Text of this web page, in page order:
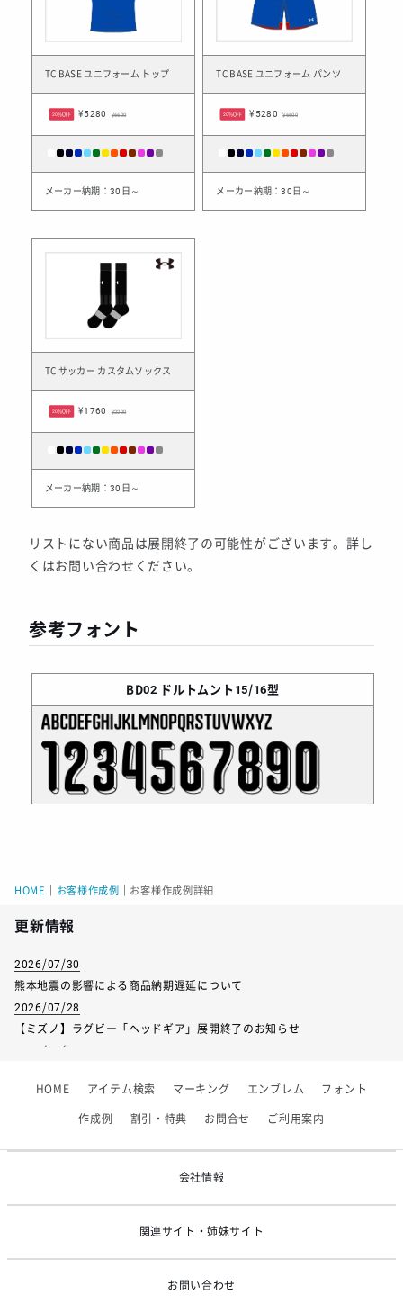
TC BASE ユニフォーム トップ
20%OFF ¥5280 ¥6600
メーカー納期：30日～
TC BASE ユニフォーム パンツ
20%OFF ¥5280 ¥6600
メーカー納期：30日～
TC サッカー カスタムソックス
20%OFF ¥1760 ¥2200
メーカー納期：30日～
リストにない商品は展開終了の可能性がございます。詳し
くはお問い合わせください。
参考フォント
BD02 ドルトムント15/16型
HOME お客様作成例 お客様作成例詳細
更新情報
2026/07/30
熊本地震の影響による商品納期遅延について
2026/07/28
【ミズノ】ラグビー「ヘッドギア」展開終了のお知らせ
2026/06/09
【アシックス】一部商品「生地の在庫限り」廃盤のお知らせ
HOME アイテム検索 マーキング エンブレム フォント
作成例 割引・特典 お問合せ ご利用案内
会社情報
関連サイト・姉妹サイト
お問い合わせ